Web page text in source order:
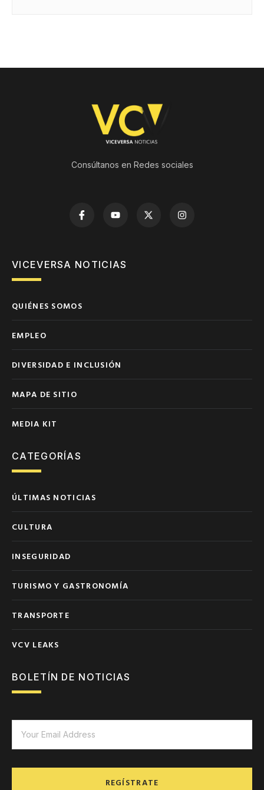
Consúltanos en Redes sociales
VICEVERSA NOTICIAS
QUIÉNES SOMOS
EMPLEO
DIVERSIDAD E INCLUSIÓN
MAPA DE SITIO
MEDIA KIT
CATEGORÍAS
ÚLTIMAS NOTICIAS
CULTURA
INSEGURIDAD
TURISMO Y GASTRONOMÍA
TRANSPORTE
VCV LEAKS
BOLETÍN DE NOTICIAS
REGÍSTRATE